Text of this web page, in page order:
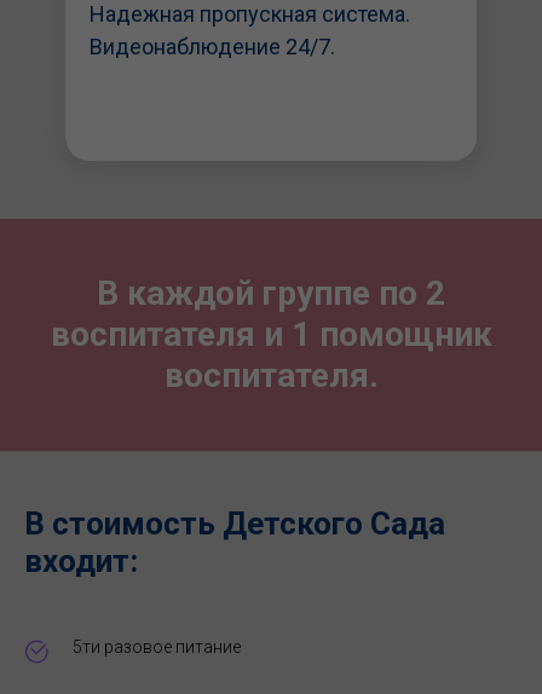
Надежная пропускная система.
Видеонаблюдение 24/7.
В каждой группе по 2
воспитателя и 1 помощник
воспитателя.
В стоимость Детского Сада
входит:
5ти разовое питание